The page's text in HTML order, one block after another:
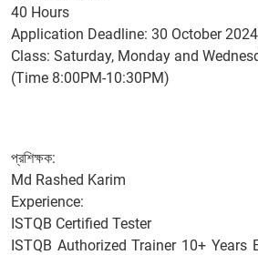
40 Hours
Application Deadline: 30 October 2024
Class: Saturday, Monday and
(Time 8:00PM-10:30PM)
প্রশিক্ষক:
Md Rashed Karim
Experience:
ISTQB Certified Tester
ISTQB Authorized Trainer 10+ Years